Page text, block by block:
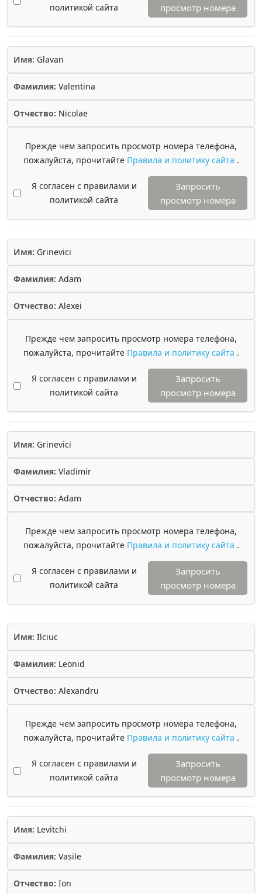
политикой сайта
просмотр номера
Имя: Glavan
Фамилия: Valentina
Отчество: Nicolae
Прежде чем запросить просмотр номера телефона,
пожалуйста, прочитайте Правила и политику сайта .
Я согласен с правилами и
политикой сайта
Запросить
просмотр номера
Имя: Grinevici
Фамилия: Adam
Отчество: Alexei
Прежде чем запросить просмотр номера телефона,
пожалуйста, прочитайте Правила и политику сайта .
Я согласен с правилами и
политикой сайта
Запросить
просмотр номера
Имя: Grinevici
Фамилия: Vladimir
Отчество: Adam
Прежде чем запросить просмотр номера телефона,
пожалуйста, прочитайте Правила и политику сайта .
Я согласен с правилами и
политикой сайта
Запросить
просмотр номера
Имя: Ilciuc
Фамилия: Leonid
Отчество: Alexandru
Прежде чем запросить просмотр номера телефона,
пожалуйста, прочитайте Правила и политику сайта .
Я согласен с правилами и
политикой сайта
Запросить
просмотр номера
Имя: Levitchi
Фамилия: Vasile
Отчество: Ion